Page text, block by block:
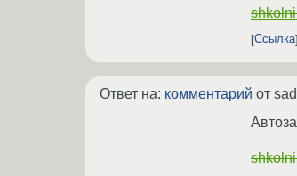
Ссылка
Ответ на: комментарий от